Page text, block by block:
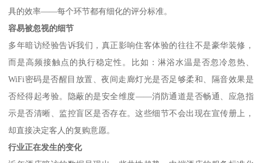
具的效率——每个环节都有细化的评分标准。
容易被忽视的细节
多年暗访经验告诉我们，真正影响住客体验的往往不是豪华装修，
而是高频接触点的执行稳定性。比如：淋浴水温是否忽冷忽热、
WiFi密码是否醒目放置、夜间走廊灯光是否足够柔和、隔音效果是
否经得起考验。隐蔽的是安全维度——消防通道是否畅通、应急指
示是否清晰、监控盲区是否存在。这些细节不会出现在宣传册上，
却直接决定客人的复购意愿。
行业正在发生的变化